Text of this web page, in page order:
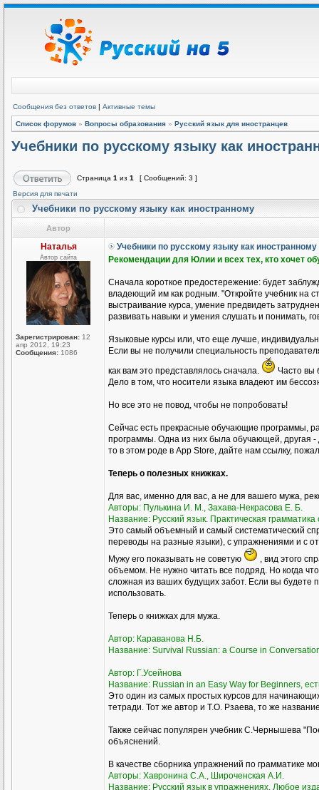
Сообщения без ответов | Активные темы
Список форумов » Вопросы образования » Русский язык для иностранцев
Учебники по русскому языку как
Страница 1 из 1
[ Сообщений: 3 ]
Версия для печати
Учебники по русскому языку как иностранному
Автор
Наталья
Автор сайта
Зарегистрирован: 12
апр 2012, 19:23
Сообщения: 1086
Учебники по русскому языку как иностранному
Рекомендации для Юлии и всех тех, кто хочет
Сначала короткое предостережение: будет
владеющий им как родным. "Откройте учебник на
выстраивание курса, умение предвидеть
развивать навыки и умения слушать и понимать,
Языковые курсы или, что еще лучше,
Если вы не получили специальность
как вам это представлялось сначала.
Часто вы
Дело в том, что носители языка владеют им
Но все это не повод, чтобы не попробовать!
Сейчас есть прекрасные обучающие программы,
программы. Одна из них была обучающей, другая -
то в этом роде в Аpp Store, дайте нам ссылку,
Теперь о полезных книжках.
Для вас, именно для вас, а не для вашего мужа,
Авторы: Пулькина И. М., Захава-Некрасова Е. Б.
Название: Русский язык. Практическая
Это самый объемный и самый систематический
переводы на разные языки), с упражнениями и с
Мужу его показывать не советую
, вид этого
объемом. Не нужно читать все подряд. Но когда
сложная из ваших будущих забот. Если вы будете
использовать.
Теперь о книжках для мужа.
Автор: Караванова Н.Б.
Название: Survival Russian: а Course in
Автор: Г.Усейнова
Название: Russian in an Easy Way for Beginners,
Это один из самых простых курсов для
тетради. Тот же автор и Т.О. Рзаева, то же
Также сейчас популярен учебник С.Чернышева
объяснений.
В качестве сборника упражнений по грамматике
Авторы: Хавронина С.А., Широченская А.И.
Название: Русский язык в упражнениях. Любое